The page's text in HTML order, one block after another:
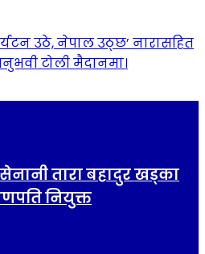
उठे, नेपाल उठ्छ’ नारासहित
टोली मैदानमा।
तारा बहादुर खड्का
नियुक्त